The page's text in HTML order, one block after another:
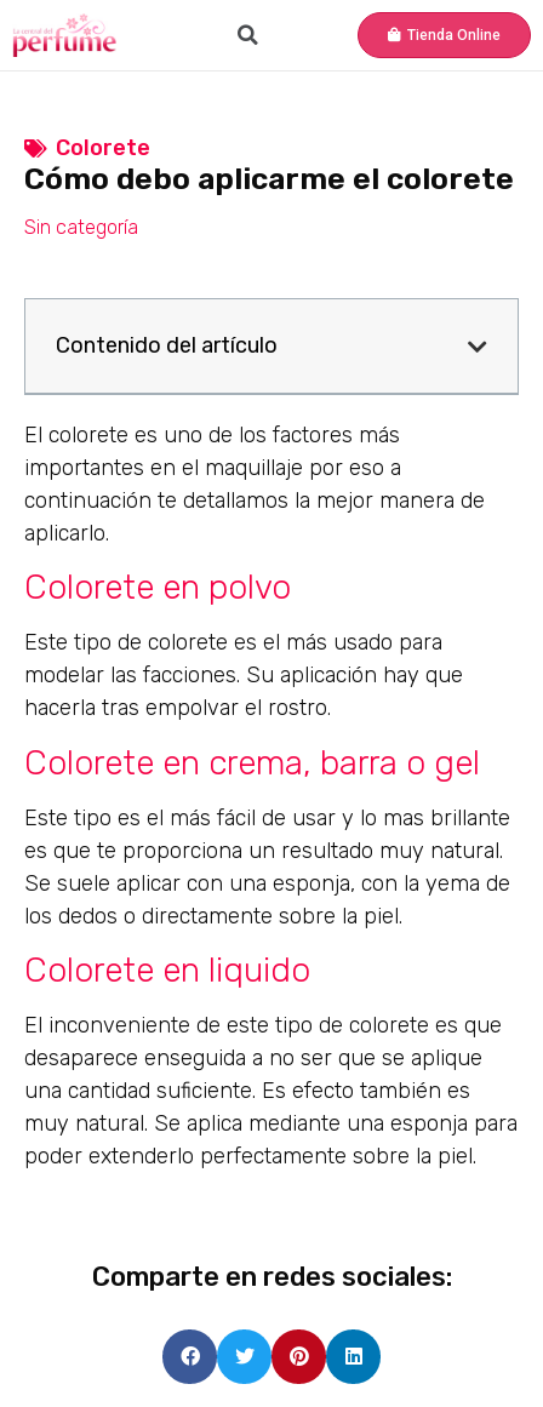
Tienda Online
Colorete
Cómo debo aplicarme el colorete
Sin categoría
Contenido del artículo
El colorete es uno de los factores más
importantes en el maquillaje por eso a
continuación te detallamos la mejor manera de
aplicarlo.
Colorete en polvo
Este tipo de colorete es el más usado para
modelar las facciones. Su aplicación hay que
hacerla tras empolvar el rostro.
Colorete en crema, barra o gel
Este tipo es el más fácil de usar y lo mas brillante
es que te proporciona un resultado muy natural.
Se suele aplicar con una esponja, con la yema de
los dedos o directamente sobre la piel.
Colorete en liquido
El inconveniente de este tipo de colorete es que
desaparece enseguida a no ser que se aplique
una cantidad suficiente. Es efecto también es
muy natural. Se aplica mediante una esponja para
poder extenderlo perfectamente sobre la piel.
Comparte en redes sociales: